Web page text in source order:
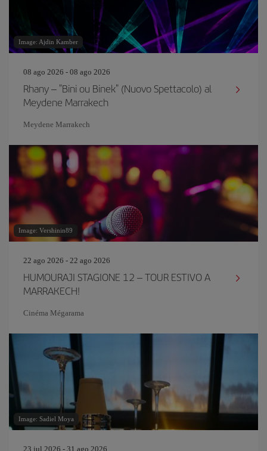
Image: Ajdin Kamber
08 ago 2026 - 08 ago 2026
Rhany – "Bini ou Binek" (Nuovo Spettacolo) al
Meydene Marrakech
Meydene Marrakech
Image: Vershinin89
22 ago 2026 - 22 ago 2026
HUMOURAJI STAGIONE 12 – TOUR ESTIVO A
MARRAKECH!
Cinéma Mégarama
Image: Sadiel Moya
23 jul 2026 - 31 ago 2026